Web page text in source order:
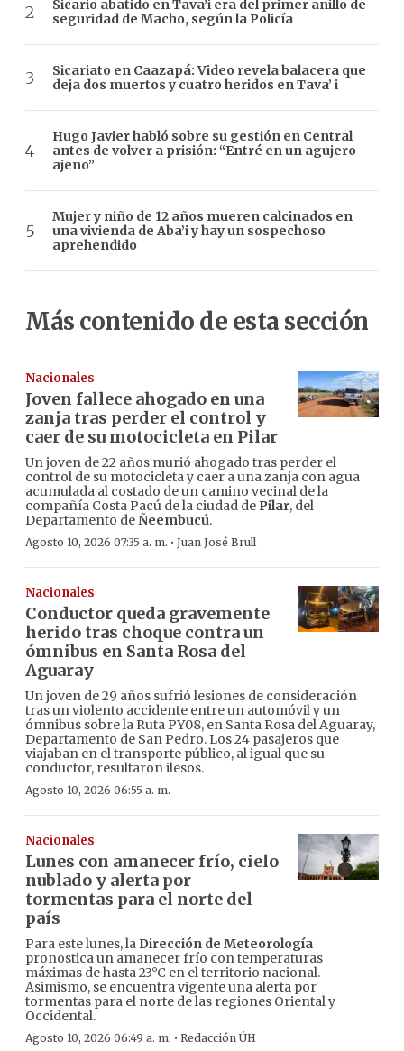
Sicario abatido en Tava’i era del primer anillo de
seguridad de Macho, según la Policía
Sicariato en Caazapá: Video revela balacera que
deja dos muertos y cuatro heridos en Tava’ i
Hugo Javier habló sobre su gestión en Central
antes de volver a prisión: “Entré en un agujero
ajeno”
Mujer y niño de 12 años mueren calcinados en
una vivienda de Aba’i y hay un sospechoso
aprehendido
Más contenido de esta sección
Nacionales
Joven fallece ahogado en una
zanja tras perder el control y
caer de su motocicleta en Pilar
Un joven de 22 años murió ahogado tras perder el
control de su motocicleta y caer a una zanja con agua
acumulada al costado de un camino vecinal de la
compañía Costa Pacú de la ciudad de Pilar, del
Departamento deÑeembucú.
Agosto 10, 2026 07:35 a. m. · Juan José Brull
Nacionales
Conductor queda gravemente
herido tras choque contra un
ómnibus en Santa Rosa del
Aguaray
Un joven de 29 años sufrió lesiones de consideración
tras un violento accidente entre un automóvil y un
ómnibus sobre la Ruta PY08, en Santa Rosa del Aguaray,
Departamento de San Pedro. Los 24 pasajeros que
viajaban en el transporte público, al igual que su
conductor, resultaron ilesos.
Agosto 10, 2026 06:55 a. m.
Nacionales
Lunes con amanecer frío, cielo
nublado y alerta por
tormentas para el norte del
país
Para este lunes, la Dirección de Meteorología
pronostica un amanecer frío con temperaturas
máximas de hasta 23°C en el territorio nacional.
Asimismo, se encuentra vigente una alerta por
tormentas para el norte de las regiones Oriental y
Occidental.
Agosto 10, 2026 06:49 a. m. · Redacción ÚH